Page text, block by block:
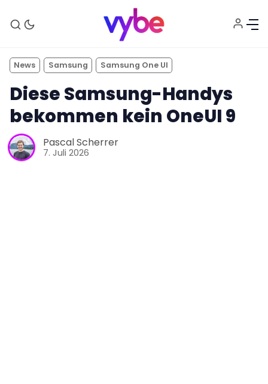
News Samsung Samsung One UI
Diese Samsung-Handys
bekommen kein OneUI 9
Pascal Scherrer
7. Juli 2026